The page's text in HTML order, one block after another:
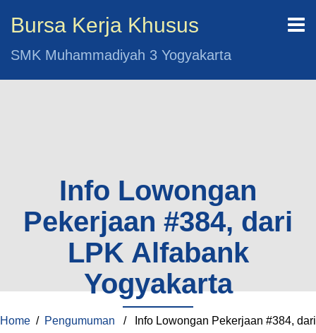
Bursa Kerja Khusus
SMK Muhammadiyah 3 Yogyakarta
Info Lowongan
Pekerjaan #384, dari
LPK Alfabank
Yogyakarta
Home / Pengumuman / Info Lowongan Pekerjaan #384, dari